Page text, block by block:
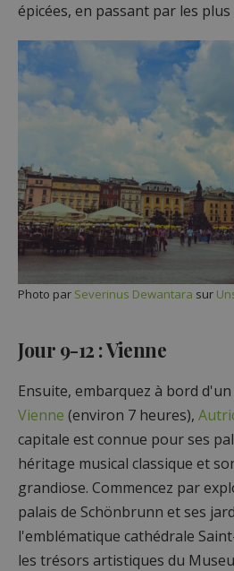
épicées, en passant par les
Photo par Severinus Dewantara sur
Jour 9-12 : Vienne
Ensuite, embarquez à bord
Vienne (environ 7 heures),
capitale est connue pour ses
héritage musical classique et
grandiose. Commencez par
palais de Schönbrunn et ses
l'emblématique cathédrale
les trésors artistiques du